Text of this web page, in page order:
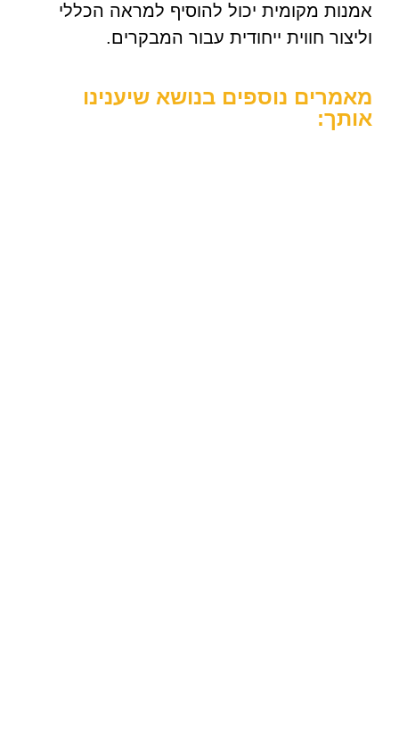
אמנות מקומית יכול להוסיף למראה הכללי
וליצור חווית ייחודית עבור המבקרים.
מאמרים נוספים בנושא שיענינו
אותך: